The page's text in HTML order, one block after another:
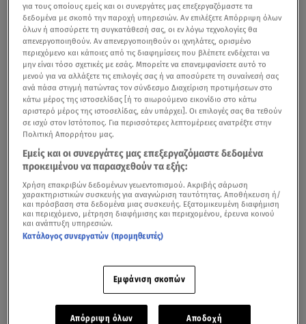
για τους οποίους εμείς και οι συνεργάτες μας επεξεργαζόμαστε τα
δεδομένα με σκοπό την παροχή υπηρεσιών. Αν επιλέξετε Απόρριψη όλων
όλων ή αποσύρετε τη συγκατάθεσή σας, οι εν λόγω τεχνολογίες θα
απενεργοποιηθούν. Αν απενεργοποιηθούν οι ιχνηλάτες, ορισμένο
περιεχόμενο και κάποιες από τις διαφημίσεις που βλέπετε ενδέχεται να
μην είναι τόσο σχετικές με εσάς. Μπορείτε να επανεμφανίσετε αυτό το
μενού για να αλλάξετε τις επιλογές σας ή να αποσύρετε τη συναίνεσή σας
ανά πάσα στιγμή πατώντας τον σύνδεσμο Διαχείριση προτιμήσεων στο
κάτω μέρος της ιστοσελίδας [ή το αιωρούμενο εικονίδιο στο κάτω
αριστερό μέρος της ιστοσελίδας, εάν υπάρχει]. Οι επιλογές σας θα τεθούν
σε ισχύ στον Ιστότοπος. Για περισσότερες λεπτομέρειες ανατρέξτε στην
Πολιτική Απορρήτου μας.
Εμείς και οι συνεργάτες μας επεξεργαζόμαστε δεδομένα
προκειμένου να παρασχεθούν τα εξής:
Χρήση επακριβών δεδομένων γεωεντοπισμού. Ακριβής σάρωση
χαρακτηριστικών συσκευής για αναγνώριση ταυτότητας. Αποθήκευση ή/
και πρόσβαση στα δεδομένα μιας συσκευής. Εξατομικευμένη διαφήμιση
και περιεχόμενο, μέτρηση διαφήμισης και περιεχομένου, έρευνα κοινού
και ανάπτυξη υπηρεσιών.
Κατάλογος συνεργατών (προμηθευτές)
Εμφάνιση σκοπών
Απόρριψη όλων Αποδοχή